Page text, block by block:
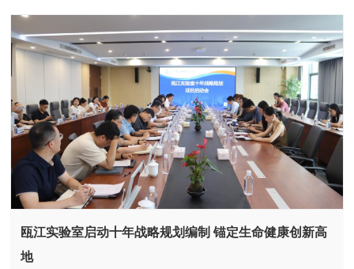
瓯江实验室启动十年战略规划编制 锚定生命健康创新高
地